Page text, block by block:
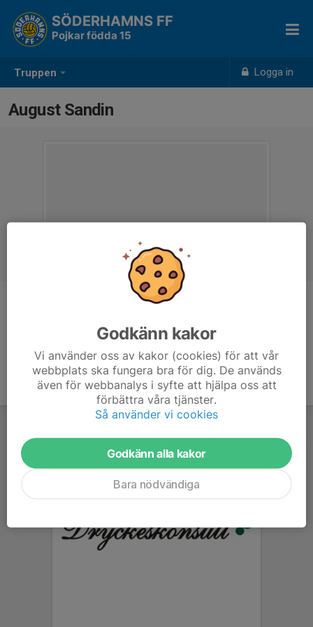
Truppen Logga in
SÖDERHAMNS FF
Pojkar födda 15
August Sandin
Godkänn kakor
Vi använder oss av kakor (cookies) för att vår
webbplats ska fungera bra för dig. De används
även för webbanalys i syfte att hjälpa oss att
förbättra våra tjänster.
Så använder vi cookies
Godkänn alla kakor
Bara nödvändiga